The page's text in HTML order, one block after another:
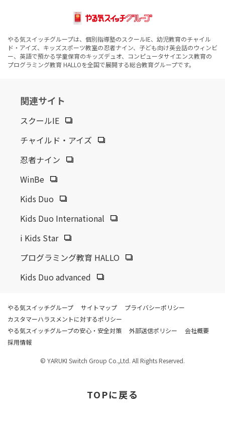
やる気スイッチグループは、個別指導塾のスクールIE、幼児教育のチャイル
ド・アイズ、キッズスポーツ教室の忍者ナイン、子ども向け英会話のウィンビ
ー、英語で預かる学童保育のキッズデュオ、コンピュータサイエンス教育の
プログラミング教育 HALLOを全国で展開する総合教育グループです。
関連サイト
スクールIE
チャイルド・アイズ
忍者ナイン
WinBe
Kids Duo
Kids Duo International
i Kids Star
プログラミング教育 HALLO
Kids Duo advanced
やる気スイッチグループ サイトマップ
プライバシーポリシー
カスタマーハラスメントに対するポリシー
やる気スイッチグループの安心・安全対策
外部送信ポリシー
会社概要
採用情報
© YARUKI Switch Group Co.,Ltd. All Rights Reserved.
TOPに戻る